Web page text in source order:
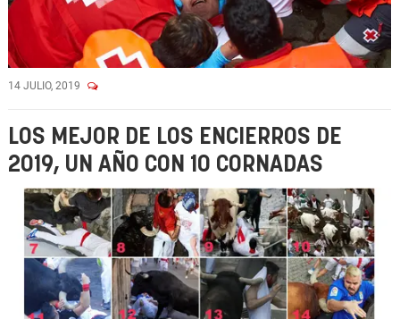
14 JULIO, 2019
LOS MEJOR DE LOS ENCIERROS DE
2019, UN AÑO CON 10 CORNADAS